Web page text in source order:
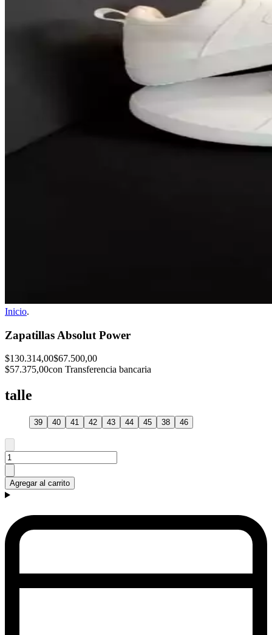
Inicio.
Zapatillas Absolut Power
$130.314,00$67.500,00
$57.375,00con Transferencia bancaria
talle
39 40 41 42 43 44 45 38 46
Agregar al carrito